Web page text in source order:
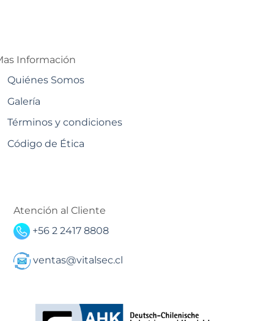
Información
Quiénes Somos
Galería
Términos y condiciones
Código de Ética
Atención al Cliente
+56 2 2417 8808
ventas@vitalsec.cl